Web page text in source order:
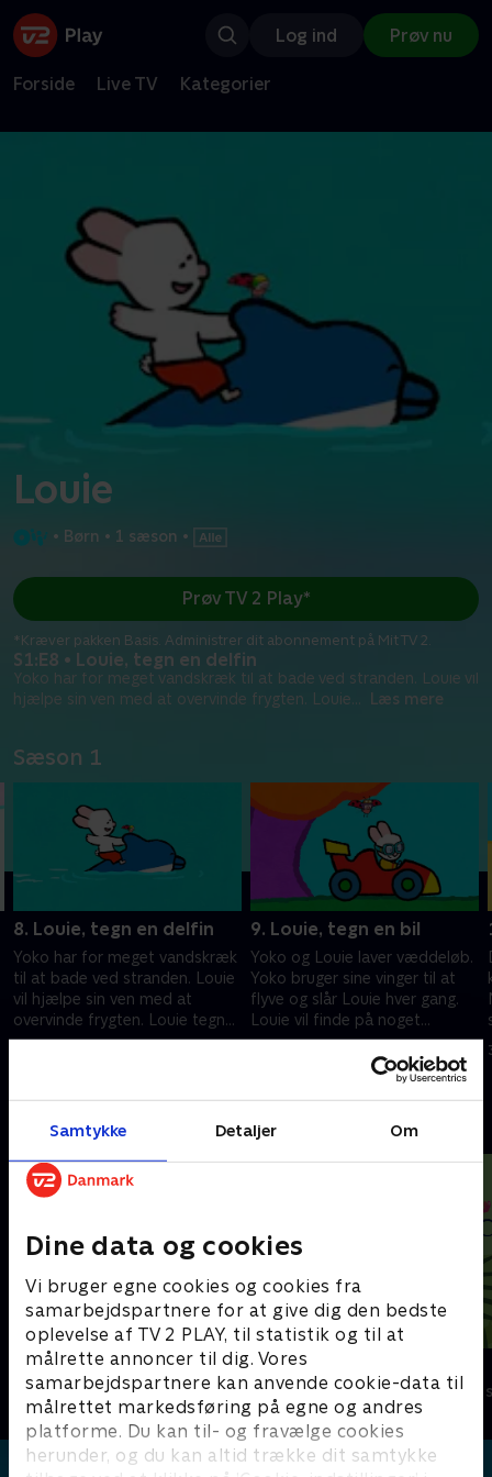
Samtykke Detaljer Om
Dine data og cookies
Vi bruger egne cookies og cookies fra
samarbejdspartnere for at give dig den bedste
oplevelse af TV 2 PLAY, til statistik og til at
målrette annoncer til dig. Vores
samarbejdspartnere kan anvende cookie-data til
målrettet markedsføring på egne og andres
platforme. Du kan til- og fravælge cookies
herunder, og du kan altid trække dit samtykke
Log ind Prøv nu
Forside Live TV Kategorier
Louie
• Børn • 1 sæson •
S1:E8 • Louie, tegn en delfin
Yoko har for meget vandskræk til at bade ved stranden. Louie vil
hjælpe sin ven med at overvinde frygten. Louie
Læs mere
Prøv TV 2 Play*
*Kræver pakken Basis. Administrer dit abonnement på Mit TV 2.
Sæson 1
8. Louie, tegn en delfin
Yoko har for meget vandskræk
til at bade ved stranden. Louie
vil hjælpe sin ven med at
overvinde frygten. Louie tegner
en delfin.
9. Louie, tegn en bil
Yoko og Louie laver væddeløb.
Yoko bruger sine vinger til at
flyve og slår Louie hver gang.
Louie vil finde på noget
hurtigere og tegner en bil.
Andre så også
Miniteve: Aktiviteter
Børneserier • 1 sæsoner Børneserier • 2